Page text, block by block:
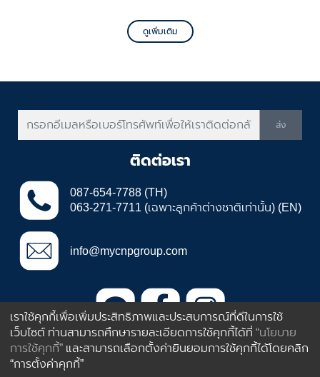
ดูเพิ่มเติม
ส่ง
ติดต่อเรา
087-654-7788 (TH)
063-271-7711 (เฉพาะลูกค้าต่างชาติเท่านั้น) (EN)
info@mycnpgroup.com
385 ถนนอ่อนนุช ประเวศ กรุงเทพฯ
เราใช้คุกกี้เพื่อเพิ่มประสิทธิภาพและประสบการณ์ที่ดีในการใช้
เว็บไซต์ ท่านสามารถศึกษารายละเอียดการใช้คุกกี้ได้ที่ “นโยบาย
การใช้คุกกี้” และสามารถเลือกตั้งค่ายินยอมการใช้คุกกี้ได้โดยคลิก
“การตั้งค่าคุกกี้”